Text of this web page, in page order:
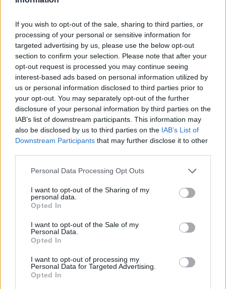
If you wish to opt-out of the sale, sharing to third parties, or
processing of your personal or sensitive information for
targeted advertising by us, please use the below opt-out
section to confirm your selection. Please note that after your
opt-out request is processed you may continue seeing
interest-based ads based on personal information utilized by
us or personal information disclosed to third parties prior to
your opt-out. You may separately opt-out of the further
disclosure of your personal information by third parties on the
IAB’s list of downstream participants. This information may
also be disclosed by us to third parties on the IAB’s List of
Downstream Participants that may further disclose it to other
Personal Data Processing Opt Outs
I want to opt-out of the Sharing of my
personal data.
Opted In
I want to opt-out of the Sale of my
Personal Data.
Opted In
I want to opt-out of processing my
Personal Data for Targeted Advertising.
Opted In
Els vestits de paper guanyen força
enguany amb més modistes i gairebé
40 peces a concurs
31 de juliol de 2026
“L’eclipsi serà una oportunitat també
per a gaudir de les Festes Majors
d’Amposta”
31 de juliol de 2026
Festes
31 de juliol de 2026